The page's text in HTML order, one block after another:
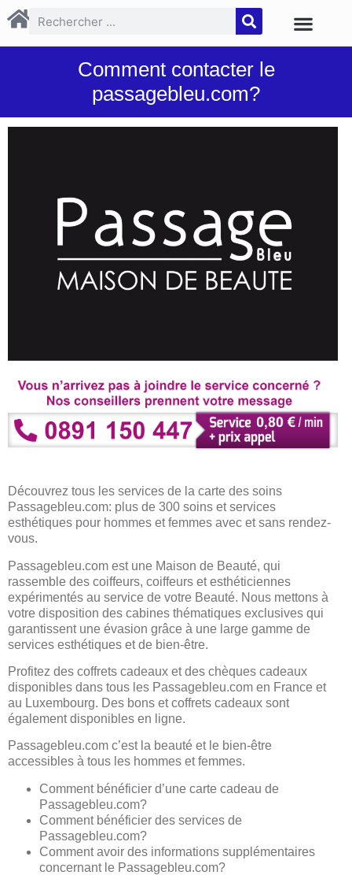
Comment contacter le
passagebleu.com?
Découvrez tous les services de la carte des soins
Passagebleu.com: plus de 300 soins et services
esthétiques pour hommes et femmes avec et sans rendez-
vous.
Passagebleu.com est une Maison de Beauté, qui
rassemble des coiffeurs, coiffeurs et esthéticiennes
expérimentés au service de votre Beauté. Nous mettons à
votre disposition des cabines thématiques exclusives qui
garantissent une évasion grâce à une large gamme de
services esthétiques et de bien-être.
Profitez des coffrets cadeaux et des chèques cadeaux
disponibles dans tous les Passagebleu.com en France et
au Luxembourg. Des bons et coffrets cadeaux sont
également disponibles en ligne.
Passagebleu.com c’est la beauté et le bien-être
accessibles à tous les hommes et femmes.
Comment bénéficier d’une carte cadeau de
Passagebleu.com?
Comment bénéficier des services de
Passagebleu.com?
Comment avoir des informations supplémentaires
concernant le Passagebleu.com?